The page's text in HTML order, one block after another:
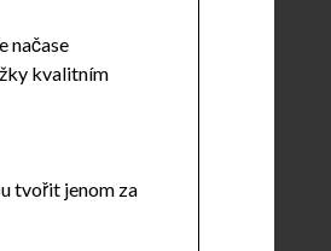
načase
kvalitním
tvořit jenom za